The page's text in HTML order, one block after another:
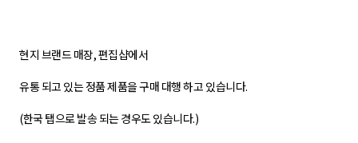
현지 브랜드 매장, 편집샵에서
유통 되고 있는 정품 제품을 구매 대행 하고 있습니다.
(한국 탭으로 발송 되는 경우도 있습니다.)